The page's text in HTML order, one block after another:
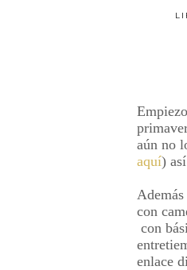
aún no
aquí)
con
con
enlace